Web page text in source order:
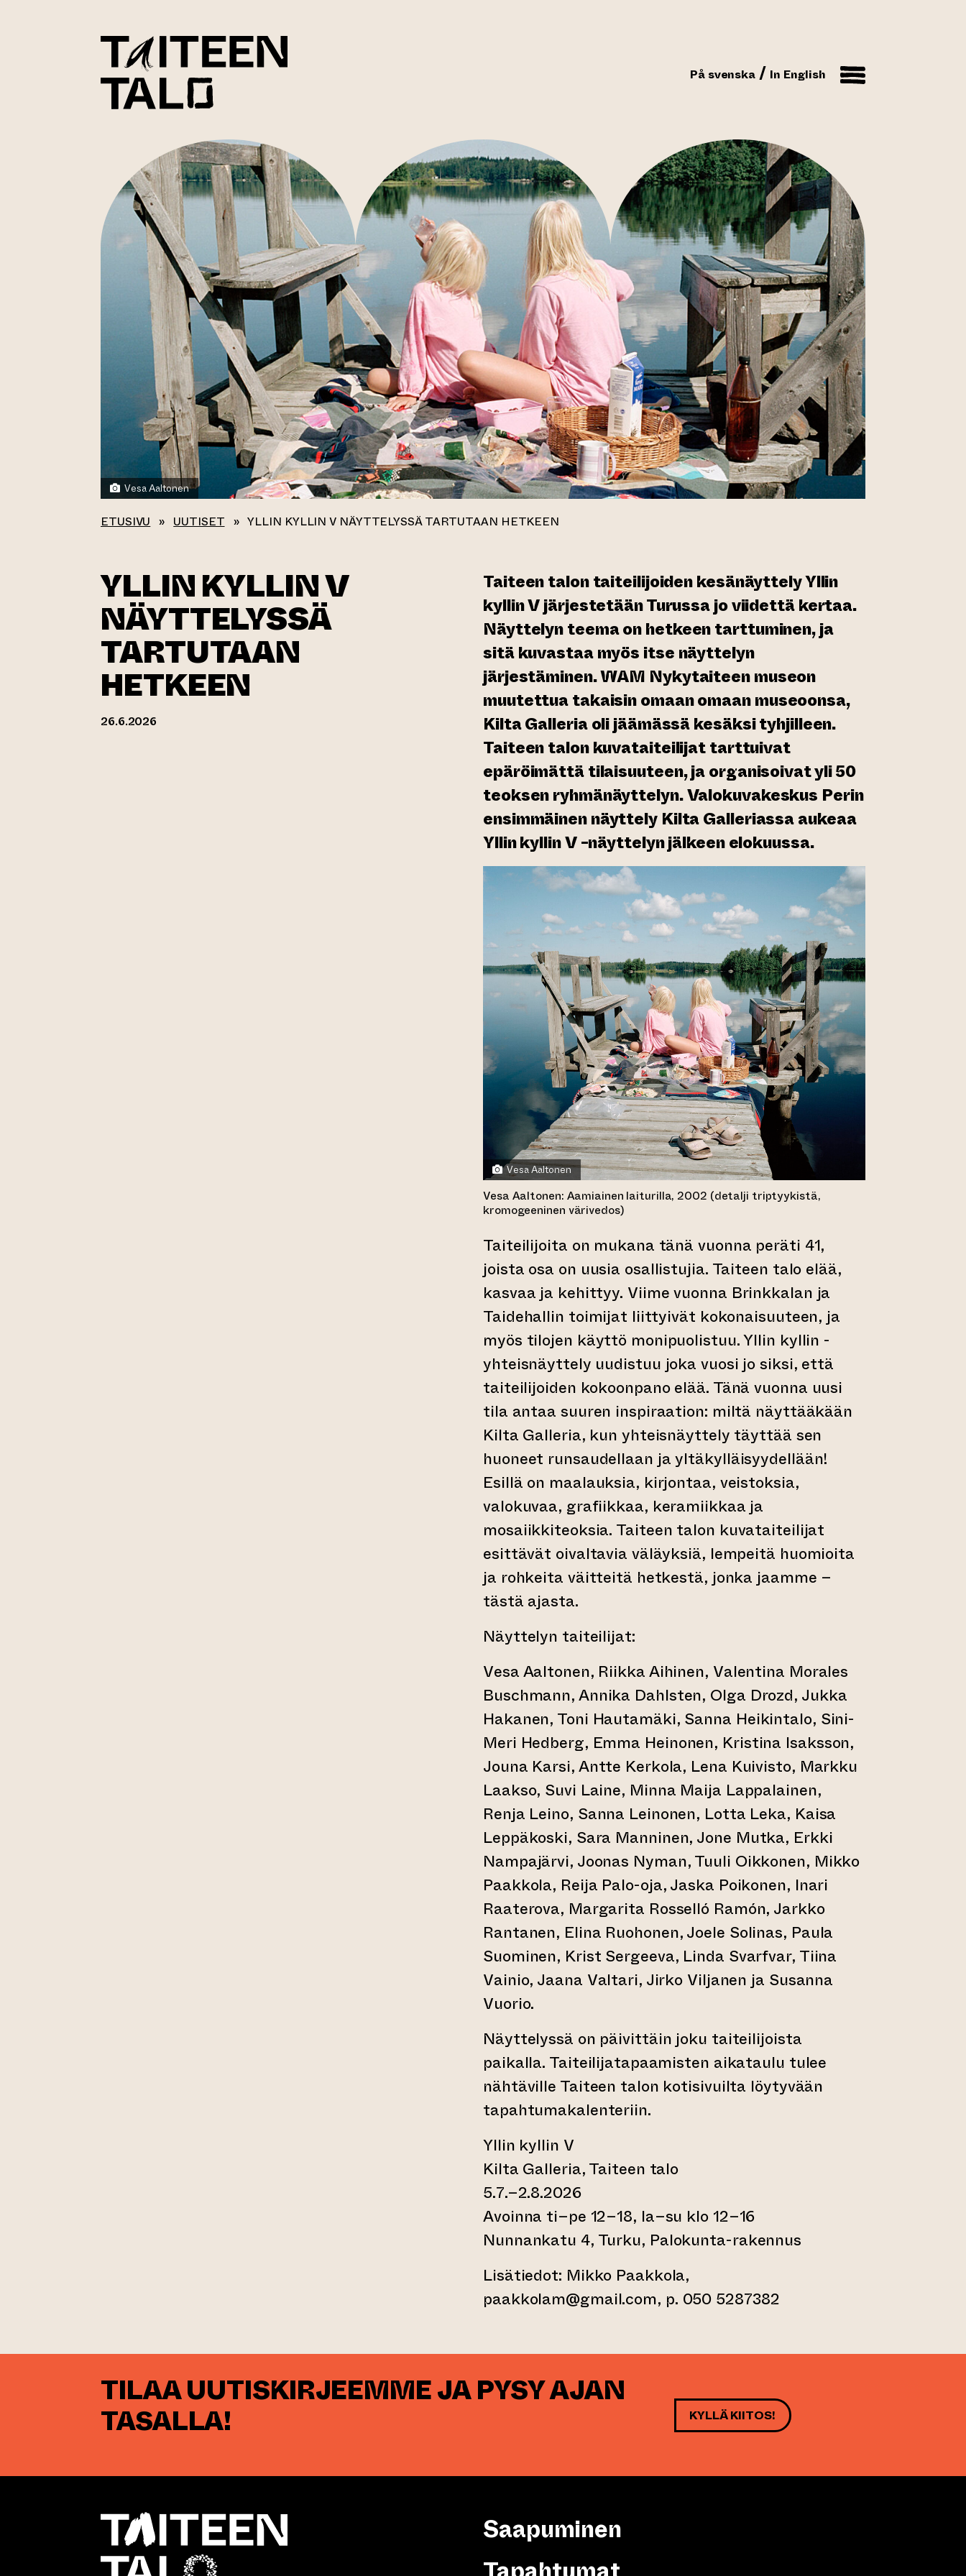
På svenska In English
Vesa Aaltonen
ETUSIVU » UUTISET » YLLIN KYLLIN V NÄYTTELYSSÄ TARTUTAAN HETKEEN
YLLIN KYLLIN V
NÄYTTELYSSÄ
TARTUTAAN
HETKEEN
26.6.2026
Taiteen talon taiteilijoiden kesänäyttely Yllin
kyllin V järjestetään Turussa jo viidettä kertaa.
Näyttelyn teema on hetkeen tarttuminen, ja
sitä kuvastaa myös itse näyttelyn
järjestäminen. WAM Nykytaiteen museon
muutettua takaisin omaan omaan museoonsa,
Kilta Galleria oli jäämässä kesäksi tyhjilleen.
Taiteen talon kuvataiteilijat tarttuivat
epäröimättä tilaisuuteen, ja organisoivat yli 50
teoksen ryhmänäyttelyn. Valokuvakeskus Perin
ensimmäinen näyttely Kilta Galleriassa aukeaa
Yllin kyllin V -näyttelyn jälkeen elokuussa.
Vesa Aaltonen
Vesa Aaltonen: Aamiainen laiturilla, 2002 (detalji triptyykistä,
kromogeeninen värivedos)
Taiteilijoita on mukana tänä vuonna peräti 41,
joista osa on uusia osallistujia. Taiteen talo elää,
kasvaa ja kehittyy. Viime vuonna Brinkkalan ja
Taidehallin toimijat liittyivät kokonaisuuteen, ja
myös tilojen käyttö monipuolistuu. Yllin kyllin -
yhteisnäyttely uudistuu joka vuosi jo siksi, että
taiteilijoiden kokoonpano elää. Tänä vuonna uusi
tila antaa suuren inspiraation: miltä näyttääkään
Kilta Galleria, kun yhteisnäyttely täyttää sen
huoneet runsaudellaan ja yltäkylläisyydellään!
Esillä on maalauksia, kirjontaa, veistoksia,
valokuvaa, grafiikkaa, keramiikkaa ja
mosaiikkiteoksia. Taiteen talon kuvataiteilijat
esittävät oivaltavia väläyksiä, lempeitä huomioita
ja rohkeita väitteitä hetkestä, jonka jaamme –
tästä ajasta.
Näyttelyn taiteilijat:
Vesa Aaltonen, Riikka Aihinen, Valentina Morales
Buschmann, Annika Dahlsten, Olga Drozd, Jukka
Hakanen, Toni Hautamäki, Sanna Heikintalo, Sini-
Meri Hedberg, Emma Heinonen, Kristina Isaksson,
Jouna Karsi, Antte Kerkola, Lena Kuivisto, Markku
Laakso, Suvi Laine, Minna Maija Lappalainen,
Renja Leino, Sanna Leinonen, Lotta Leka, Kaisa
Leppäkoski, Sara Manninen, Jone Mutka, Erkki
Nampajärvi, Joonas Nyman, Tuuli Oikkonen, Mikko
Paakkola, Reija Palo-oja, Jaska Poikonen, Inari
Raaterova, Margarita Rosselló Ramón, Jarkko
Rantanen, Elina Ruohonen, Joele Solinas, Paula
Suominen, Krist Sergeeva, Linda Svarfvar, Tiina
Vainio, Jaana Valtari, Jirko Viljanen ja Susanna
Vuorio.
Näyttelyssä on päivittäin joku taiteilijoista
paikalla. Taiteilijatapaamisten aikataulu tulee
nähtäville Taiteen talon kotisivuilta löytyvään
tapahtumakalenteriin.
Yllin kyllin V
Kilta Galleria, Taiteen talo
5.7.–2.8.2026
Avoinna ti–pe 12–18, la–su klo 12–16
Nunnankatu 4, Turku, Palokunta-rakennus
Lisätiedot: Mikko Paakkola,
paakkolam@gmail.com, p. 050 5287382
TILAA UUTISKIRJEEMME JA PYSY AJAN
TASALLA!
KYLLÄ KIITOS!
Saapuminen